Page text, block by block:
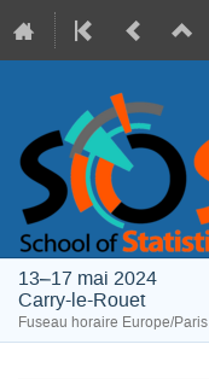
13–17 mai 2024
Carry-le-Rouet
Fuseau horaire Europe/Paris